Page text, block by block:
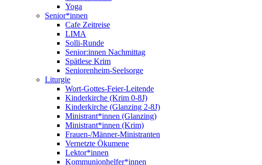
Yoga
Senior*innen
Cafe Zeitreise
LIMA
Solli-Runde
Senior:innen Nachmittag
Spätlese Krim
Seniorenheim-Seelsorge
Liturgie
Wort-Gottes-Feier-Leitende
Kinderkirche (Krim 0-8J)
Kinderkirche (Glanzing 2-8J)
Ministrant*innen (Glanzing)
Ministrant*innen (Krim)
Frauen-/Männer-Ministranten
Vernetzte Ökumene
Lektor*innen
Kommunionhelfer*innen